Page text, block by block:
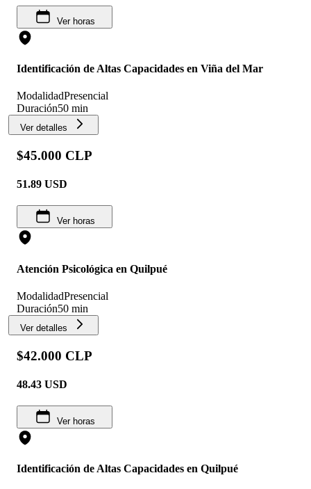
Ver horas
Identificación de Altas Capacidades en Viña del Mar
ModalidadPresencial
Duración50 min
Ver detalles
$45.000 CLP
51.89 USD
Ver horas
Atención Psicológica en Quilpué
ModalidadPresencial
Duración50 min
Ver detalles
$42.000 CLP
48.43 USD
Ver horas
Identificación de Altas Capacidades en Quilpué